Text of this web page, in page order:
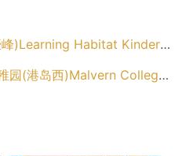
Kindergarten (Novum East)（东区幼稚园）
Pre-School Hong Kong (Island West)（中西区幼稚园）